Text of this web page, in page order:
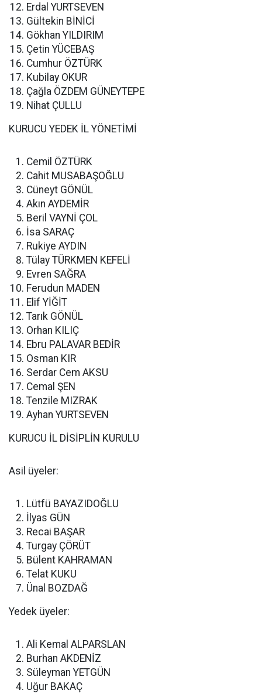
Erdal YURTSEVEN
Gültekin BİNİCİ
Gökhan YILDIRIM
Çetin YÜCEBAŞ
Cumhur ÖZTÜRK
Kubilay OKUR
Çağla ÖZDEM GÜNEYTEPE
Nihat ÇULLU
KURUCU YEDEK İL YÖNETİMİ
Cemil ÖZTÜRK
Cahit MUSABAŞOĞLU
Cüneyt GÖNÜL
Akın AYDEMİR
Beril VAYNİ ÇOL
İsa SARAÇ
Rukiye AYDIN
Tülay TÜRKMEN KEFELİ
Evren SAĞRA
Ferudun MADEN
Elif YİĞİT
Tarık GÖNÜL
Orhan KILIÇ
Ebru PALAVAR BEDİR
Osman KIR
Serdar Cem AKSU
Cemal ŞEN
Tenzile MIZRAK
Ayhan YURTSEVEN
KURUCU İL DİSİPLİN KURULU
Asil üyeler:
Lütfü BAYAZIDOĞLU
İlyas GÜN
Recai BAŞAR
Turgay ÇÖRÜT
Bülent KAHRAMAN
Telat KUKU
Ünal BOZDAĞ
Yedek üyeler:
Ali Kemal ALPARSLAN
Burhan AKDENİZ
Süleyman YETGÜN
Uğur BAKAÇ